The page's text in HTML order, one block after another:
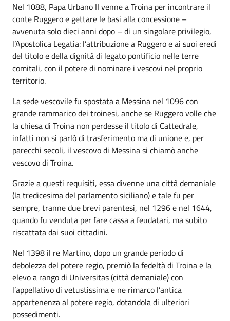
Nel 1088, Papa Urbano II venne a Troina per incontrare il
conte Ruggero e gettare le basi alla concessione –
avvenuta solo dieci anni dopo – di un singolare privilegio,
l’Apostolica Legatia: l’attribuzione a Ruggero e ai suoi eredi
del titolo e della dignità di legato pontificio nelle terre
comitali, con il potere di nominare i vescovi nel proprio
territorio.
La sede vescovile fu spostata a Messina nel 1096 con
grande rammarico dei troinesi, anche se Ruggero volle che
la chiesa di Troina non perdesse il titolo di Cattedrale,
infatti non si parlò di trasferimento ma di unione e, per
parecchi secoli, il vescovo di Messina si chiamò anche
vescovo di Troina.
Grazie a questi requisiti, essa divenne una città demaniale
(la tredicesima del parlamento siciliano) e tale fu per
sempre, tranne due brevi parentesi, nel 1296 e nel 1644,
quando fu venduta per fare cassa a feudatari, ma subito
riscattata dai suoi cittadini.
Nel 1398 il re Martino, dopo un grande periodo di
debolezza del potere regio, premiò la fedeltà di Troina e la
elevo a rango di Universitas (città demaniale) con
l’appellativo di vetustissima e ne rimarco l’antica
appartenenza al potere regio, dotandola di ulteriori
possedimenti.